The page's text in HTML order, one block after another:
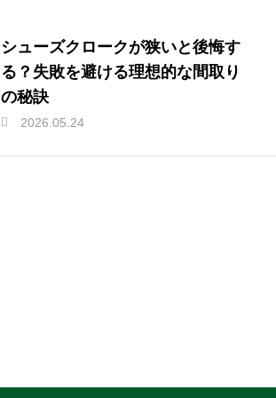
シューズクロークが狭いと後悔す
る？失敗を避ける理想的な間取り
の秘訣
2026.05.24